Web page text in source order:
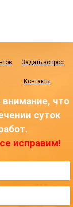
Задать вопрос
Контакты
что
суток
исправим!